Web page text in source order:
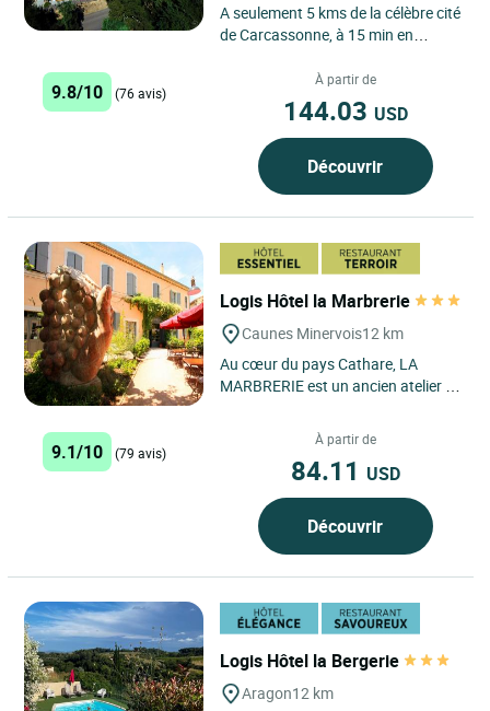
A seulement 5 kms de la célèbre cité
de Carcassonne, à 15 min en
Carcassonne et de l’autoroute,...
9.8/10 (76 avis)
À partir de
144.03 USD
Découvrir
Logis Hôtel la Marbrerie
Caunes Minervois12 km
Au cœur du pays Cathare, LA
MARBRERIE est un ancien atelier de
une pause conviviale et...
9.1/10 (79 avis)
À partir de
84.11 USD
Découvrir
Logis Hôtel la Bergerie
Aragon12 km